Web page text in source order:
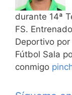
durante 14ª
FS.
Deportivo por
Fútbol Sala
conmigo